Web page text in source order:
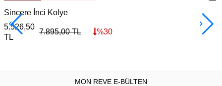
Sincere İnci Kolye
5.526,50
TL
7.895,00TL %30
MON REVE E-BÜLTEN